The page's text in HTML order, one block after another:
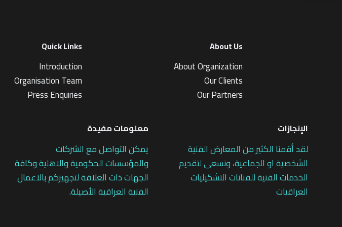
About Us
About Organization
Our Clients
Our Partners
الإنجازات
لقد أقمنا الكثير من المعارض الفنية
الشخصية او الجماعية، ونسعى لتقديم
الخدمات الفنية للفنانات التشكيليات
العراقيات
Quick Links
Introduction
Organisation Team
Press Enquiries
معلومات مفيدة
يمكن التواصل مع الشركات
والمؤسسات الحكومية والاهلية وكافة
الجهات ذات العلاقة لتجهيزكم بالاعمال
الفنية العراقية الأصيلة.